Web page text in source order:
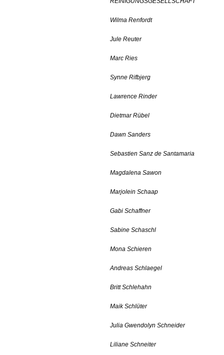
Wilma Renfordt
Jule Reuter
Marc Ries
Synne Rifbjerg
Lawrence Rinder
Dietmar Rübel
Dawn Sanders
Sebastien Sanz de Santamaria
Magdalena Sawon
Marjolein Schaap
Gabi Schaffner
Sabine Schaschl
Mona Schieren
Andreas Schlaegel
Britt Schlehahn
Maik Schlüter
Julia Gwendolyn Schneider
Liliane Schneiter